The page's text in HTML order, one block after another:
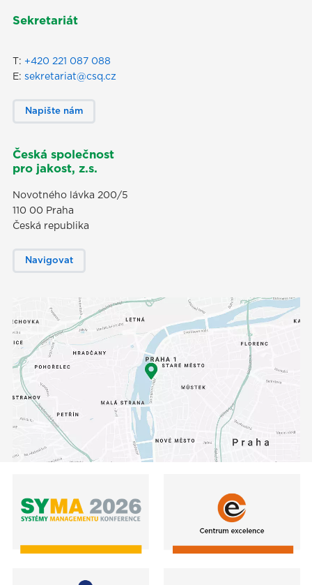
Sekretariát
T: +420 221 087 088
E: sekretariat@csq.cz
Napište nám
Česká společnost
pro jakost, z.s.
Novotného lávka 200/5
110 00 Praha
Česká republika
Navigovat